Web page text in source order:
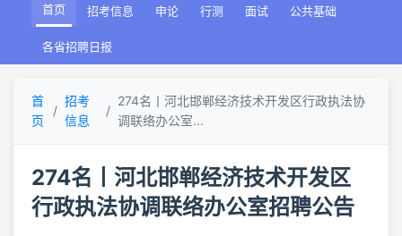
首页 招考信息 申论 行测 面试 公共基础
各省招聘日报
首
页
招考
信息
274名丨河北邯郸经济技术开发区行政执法协
调联络办公室...
274名丨河北邯郸经济技术开发区
行政执法协调联络办公室招聘公告